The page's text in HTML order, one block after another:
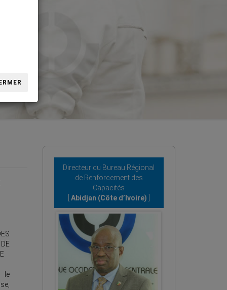
le
Directeur du Bureau Régional
de Renforcement des
Capacités
Abidjan (Côte d’Ivoire)